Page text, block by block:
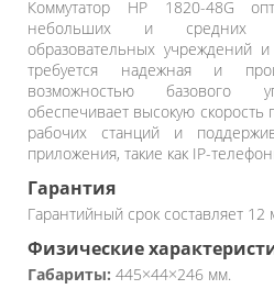
Коммутатор HP 1820-48G
небольших и средних
образовательных учреждений
требуется надежная и
возможностью базового
обеспечивает высокую
рабочих станций и
приложения, такие как IP-
Гарантия
Гарантийный срок составляет
Физические
Габариты: 445×44×246 мм.